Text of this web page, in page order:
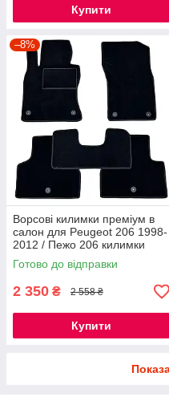
Купити
–8%
Ворсові килимки преміум в
салон для Peugeot 206 1998-
2012 / Пежо 206 килимки
Готово до відправки
2 350 ₴ 2 558 ₴
Купити